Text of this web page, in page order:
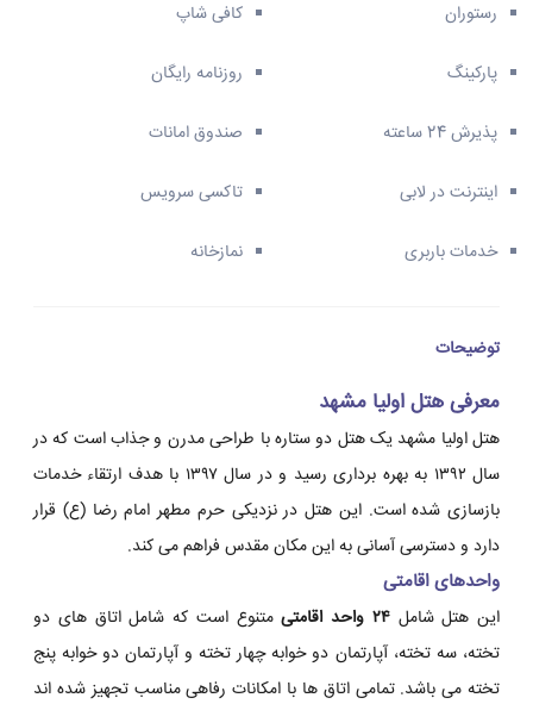
رستوران کافی شاپ
پارکینگ روزنامه رایگان
پذیرش 24 ساعته صندوق امانات
اینترنت در لابی تاکسی سرویس
خدمات باربری نمازخانه
توضیحات
معرفی هتل اولیا مشهد
هتل اولیا مشهد یک هتل دو ستاره با طراحی مدرن و جذاب است که در
سال ۱۳۹۲ به بهره برداری رسید و در سال ۱۳۹۷ با هدف ارتقاء خدمات
بازسازی شده است. این هتل در نزدیکی حرم مطهر امام رضا (ع) قرار
دارد و دسترسی آسانی به این مکان مقدس فراهم می کند.
واحدهای اقامتی
این هتل شامل۲۴ واحد اقامتی
متنوع است که شامل اتاق های دو
تخته، سه تخته، آپارتمان دو خوابه چهار تخته و آپارتمان دو خوابه پنج
تخته می باشد. تمامی اتاق ها با امکانات رفاهی مناسب تجهیز شده اند